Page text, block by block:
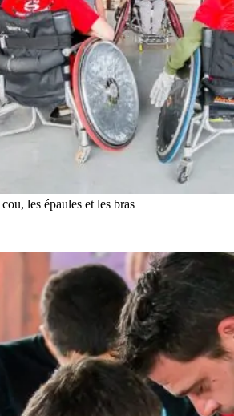
les épaules et les bras